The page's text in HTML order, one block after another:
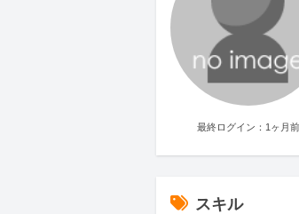
最終ログイン：1ヶ月前
スキル